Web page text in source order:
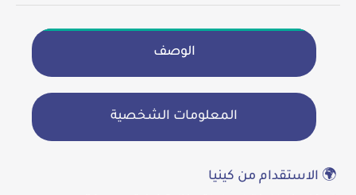
الوصف
المعلومات الشخصية
🌍 الاستقدام من كينيا